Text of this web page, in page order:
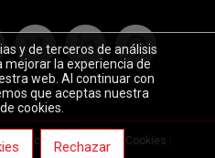
| Política de privacidad Cookies
y de terceros de análisis
mejorar la experiencia de
web. Al continuar con
que aceptas nuestra
cookies.
Rechazar